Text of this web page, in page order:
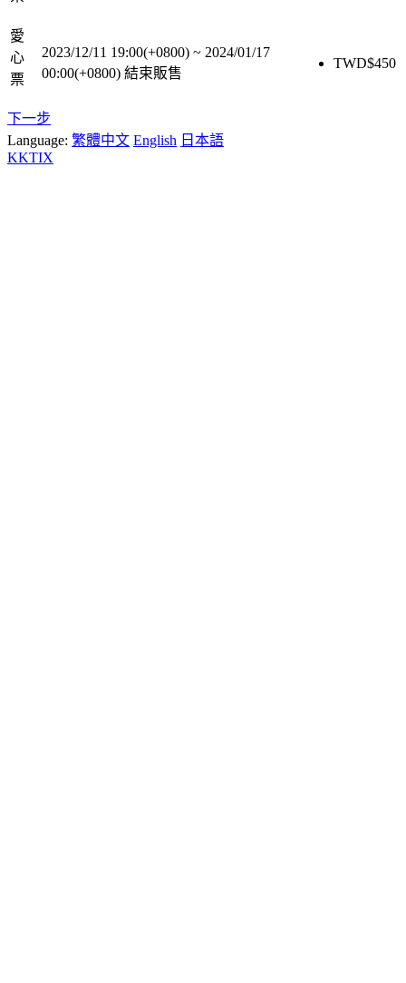
愛
心
票
2023/12/11 19:00(+0800) ~ 2024/01/17
00:00(+0800) 結束販售
TWD$450
下一步
Language: 繁體中文 English 日本語
KKTIX